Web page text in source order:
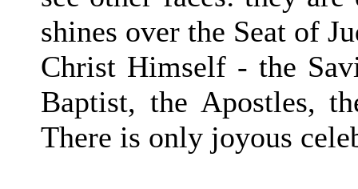
shines over the Seat of
Christ Himself - the
Baptist, the Apostles,
There is only joyous